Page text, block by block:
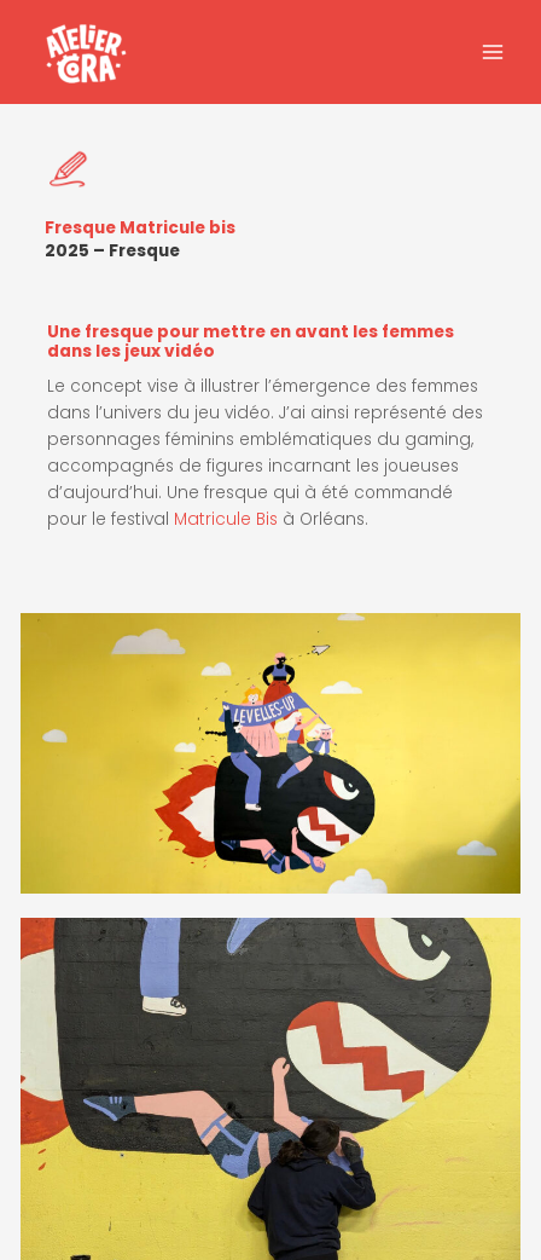
contenu
Fresque Matricule bis
2025 – Fresque
Une fresque pour mettre en avant les femmes
dans les jeux vidéo
Le concept vise à illustrer l’émergence des femmes
dans l’univers du jeu vidéo. J’ai ainsi représenté des
personnages féminins emblématiques du gaming,
accompagnés de figures incarnant les joueuses
d’aujourd’hui. Une fresque qui à été commandé
pour le festival Matricule Bis à Orléans.